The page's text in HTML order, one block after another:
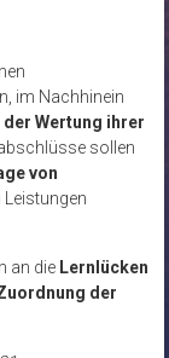
im Nachhinein
Wertung ihrer
sollen
von
an die Lernlücken
der